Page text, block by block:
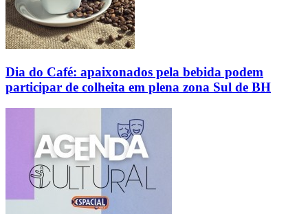
Dia do Café: apaixonados pela bebida podem
participar de colheita em plena zona Sul de BH